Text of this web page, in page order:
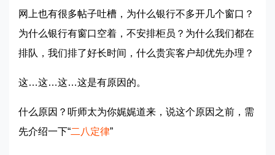
网上也有很多帖子吐槽，为什么银行不多开几个窗口？
为什么银行有窗口空着，不安排柜员？为什么我们都在
排队，我们排了好长时间，什么贵宾客户却优先办理？
这…这…这…这是有原因的。
什么原因？听师太为你娓娓道来，说这个原因之前，需
先介绍一下“二八定律”